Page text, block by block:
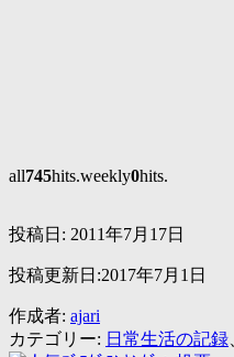
all745hits.weekly0hits.
投稿日: 2011年7月17日
投稿更新日:2017年7月1日
作成者: ajari
カテゴリー: 日常生活の記録